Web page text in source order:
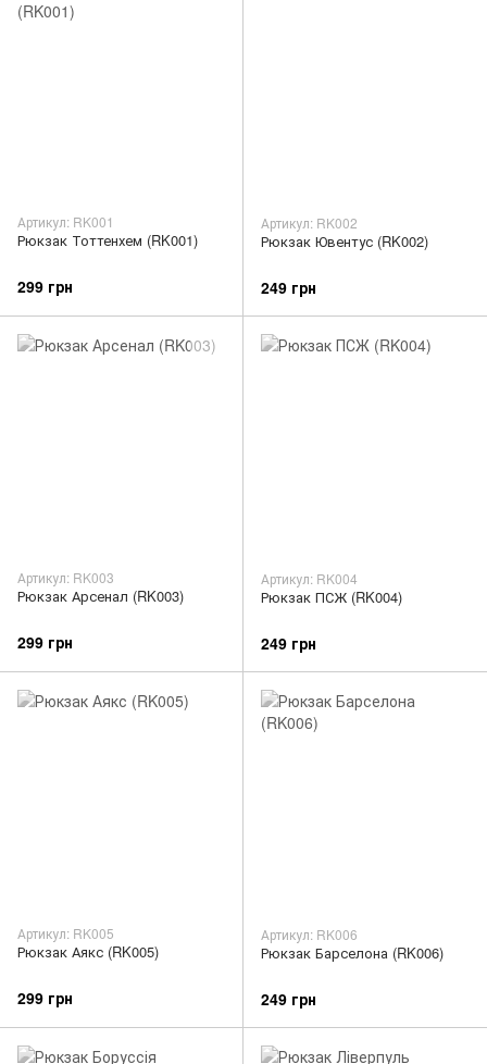
Артикул: RK001
Рюкзак Тоттенхем (RK001)
299 грн
Артикул: RK002
Рюкзак Ювентус (RK002)
249 грн
Артикул: RK003
Рюкзак Арсенал (RK003)
299 грн
Артикул: RK004
Рюкзак ПСЖ (RK004)
249 грн
Артикул: RK005
Рюкзак Аякс (RK005)
299 грн
Артикул: RK006
Рюкзак Барселона (RK006)
249 грн